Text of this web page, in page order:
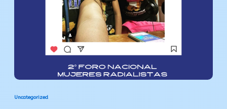
Uncategorized